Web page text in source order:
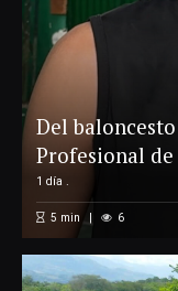
Del
Profesional
1 día .
5 min 6